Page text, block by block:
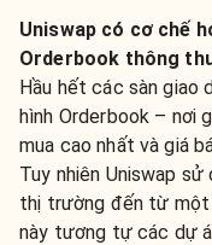
Uniswap có cơ chế
Orderbook thông
Hầu hết các sàn giao
hình Orderbook – nơi
mua cao nhất và giá
Tuy nhiên Uniswap
thị trường đến từ
này tương tự các dự